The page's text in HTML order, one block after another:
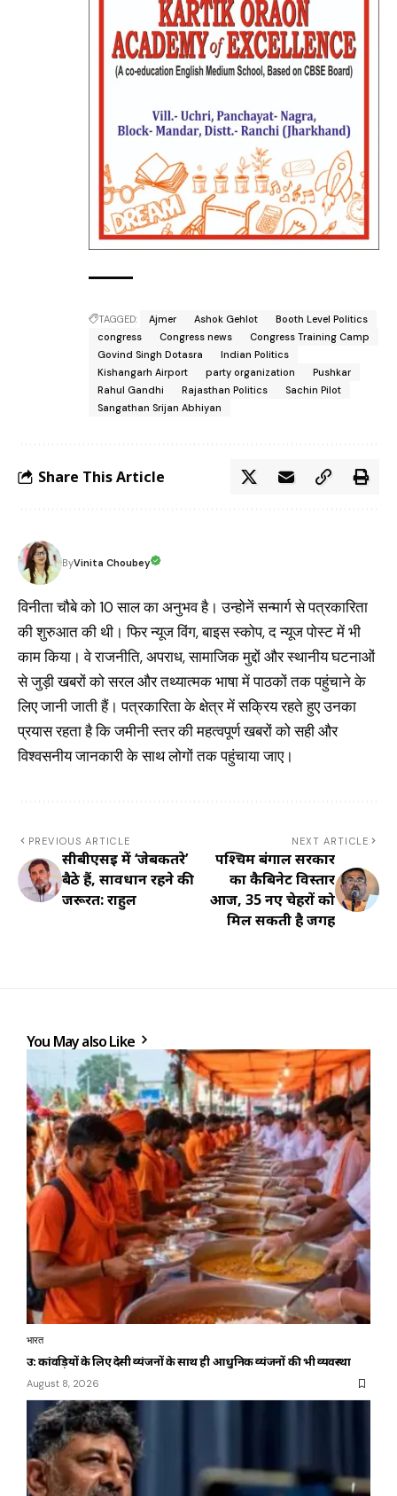
TAGGED: Ajmer Ashok Gehlot
Booth Level Politics
congress
Congress news
Congress Training Camp
Govind Singh Dotasra
Indian Politics
Kishangarh Airport
party organization
Pushkar
Rahul Gandhi
Rajasthan Politics
Sachin Pilot
Sangathan Srijan Abhiyan
Share This Article
ByVinita Choubey
विनीता चौबे को 10 साल का अनुभव है। उन्होनें सन्मार्ग से पत्रकारिता
की शुरुआत की थी। फिर न्यूज विंग, बाइस स्कोप, द न्यूज पोस्ट में भी
काम किया। वे राजनीति, अपराध, सामाजिक मुद्दों और स्थानीय घटनाओं
से जुड़ी खबरों को सरल और तथ्यात्मक भाषा में पाठकों तक पहुंचाने के
लिए जानी जाती हैं। पत्रकारिता के क्षेत्र में सक्रिय रहते हुए उनका
प्रयास रहता है कि जमीनी स्तर की महत्वपूर्ण खबरों को सही और
विश्वसनीय जानकारी के साथ लोगों तक पहुंचाया जाए।
PREVIOUS ARTICLE
सीबीएसई में ‘जेबकतरे’
बैठे हैं, सावधान रहने की
जरूरत: राहुल
NEXT ARTICLE
पश्चिम बंगाल सरकार
का कैबिनेट विस्तार
आज, 35 नए चेहरों को
मिल सकती है जगह
You May also Like
भारत
उप्र: कांवड़ियों के लिए देसी व्यंजनों के साथ ही आधुनिक व्यंजनों की भी व्यवस्था
August 8, 2026